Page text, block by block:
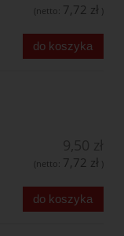
(netto: 7,72 zł )
do koszyka
(netto: 7,72 zł )
do koszyka